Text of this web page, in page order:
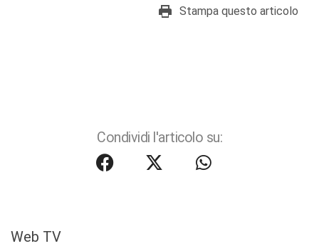
Stampa questo articolo
Condividi l'articolo su:
Web TV